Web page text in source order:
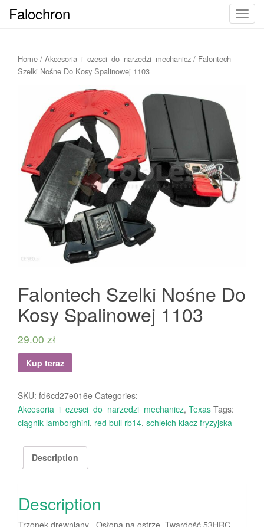
T
Falochron
Home / Akcesoria_i_czesci_do_narzedzi_mechanicz / Falontech
Szelki Nośne Do Kosy Spalinowej 1103
Falontech Szelki Nośne Do
Kosy Spalinowej 1103
29.00 zł
Kup teraz
SKU: fd6cd27e016e Categories:
Akcesoria_i_czesci_do_narzedzi_mechanicz, Texas Tags:
ciągnik lamborghini, red bull rb14, schleich klacz fryzyjska
Description
Description